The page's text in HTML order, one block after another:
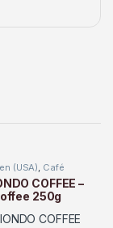
(USA) Café
COFFEE –
250g
of 6)